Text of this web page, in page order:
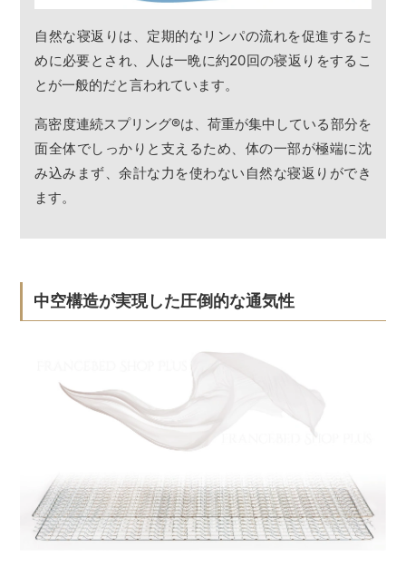
自然な寝返りは、定期的なリンパの流れを促進するた
めに必要とされ、人は一晩に約20回の寝返りをするこ
とが一般的だと言われています。
高密度連続スプリング®は、荷重が集中している部分を
面全体でしっかりと支えるため、体の一部が極端に沈
み込みまず、余計な力を使わない自然な寝返りができ
ます。
中空構造が実現した圧倒的な通気性